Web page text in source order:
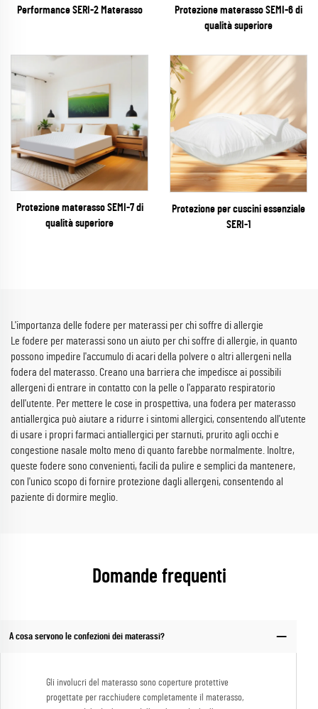
Performance SERI-2 Materasso
Protezione materasso SEMI-6 di
qualità superiore
Protezione materasso SEMI-7 di
qualità superiore
Protezione per cuscini essenziale
SERI-1
L'importanza delle fodere per materassi per chi soffre di allergie
Le fodere per materassi sono un aiuto per chi soffre di allergie, in quanto
possono impedire l'accumulo di acari della polvere o altri allergeni nella
fodera del materasso. Creano una barriera che impedisce ai possibili
allergeni di entrare in contatto con la pelle o l'apparato respiratorio
dell'utente. Per mettere le cose in prospettiva, una fodera per materasso
antiallergica può aiutare a ridurre i sintomi allergici, consentendo all'utente
di usare i propri farmaci antiallergici per starnuti, prurito agli occhi e
congestione nasale molto meno di quanto farebbe normalmente. Inoltre,
queste fodere sono convenienti, facili da pulire e semplici da mantenere,
con l'unico scopo di fornire protezione dagli allergeni, consentendo al
paziente di dormire meglio.
Domande frequenti
A cosa servono le confezioni dei materassi?
Gli involucri del materasso sono coperture protettive
progettate per racchiudere completamente il materasso,